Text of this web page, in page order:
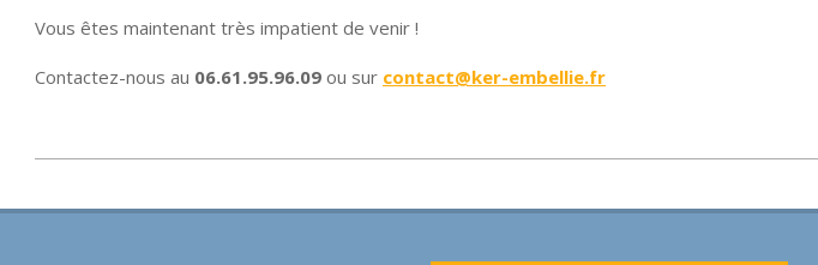
Vous êtes maintenant très impatient de venir !
Contactez-nous au 06.61.95.96.09 ou sur contact@ker-embellie.fr
11-